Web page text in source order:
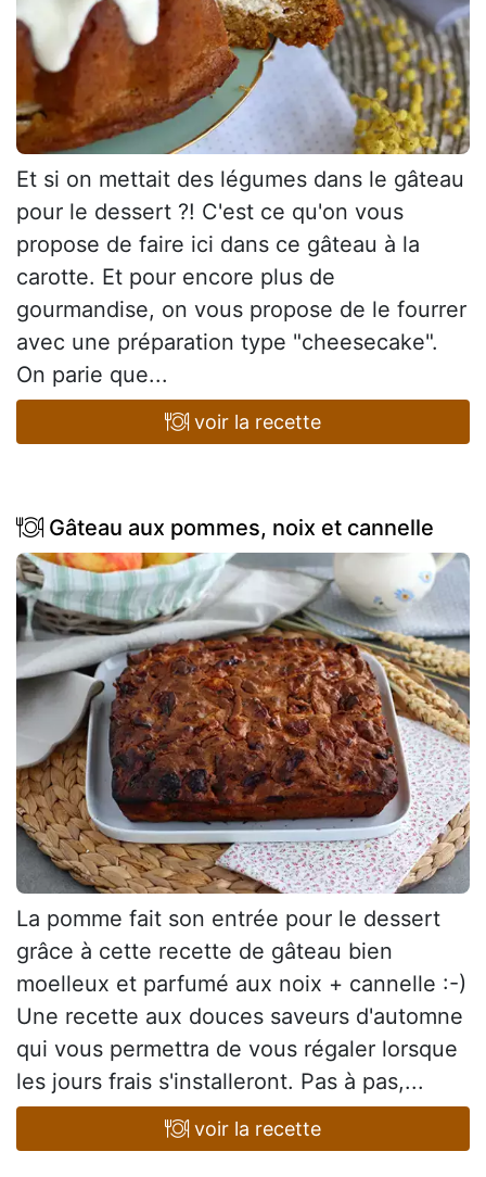
Et si on mettait des légumes dans le gâteau
pour le dessert ?! C'est ce qu'on vous
propose de faire ici dans ce gâteau à la
carotte. Et pour encore plus de
gourmandise, on vous propose de le fourrer
avec une préparation type "cheesecake".
On parie que...
voir la recette
Gâteau aux pommes, noix et cannelle
La pomme fait son entrée pour le dessert
grâce à cette recette de gâteau bien
moelleux et parfumé aux noix + cannelle :-)
Une recette aux douces saveurs d'automne
qui vous permettra de vous régaler lorsque
les jours frais s'installeront. Pas à pas,...
voir la recette